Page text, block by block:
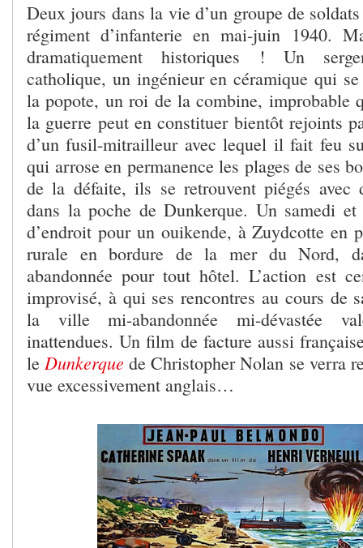
Deux jours dans la vie d’un groupe de
régiment d’infanterie en mai-juin 1940.
dramatiquement historiques ! Un
catholique, un ingénieur en céramique qui
la popote, un roi de la combine, improbable
la guerre peut en constituer bientôt rejoints
d’un fusil-mitrailleur avec lequel il fait feu
qui arrose en permanence les plages de ses
de la défaite, ils se retrouvent piégés avec
dans la poche de Dunkerque. Un samedi
d’endroit pour un ouikende, à Zuydcotte en
rurale en bordure de la mer du Nord,
abandonnée pour tout hôtel. L’action est
improvisé, à qui ses rencontres au cours de
la ville mi-abandonnée mi-dévastée
inattendues. Un film de facture aussi
leDunkerque de Christopher Nolan se verra
vue excessivement anglais…